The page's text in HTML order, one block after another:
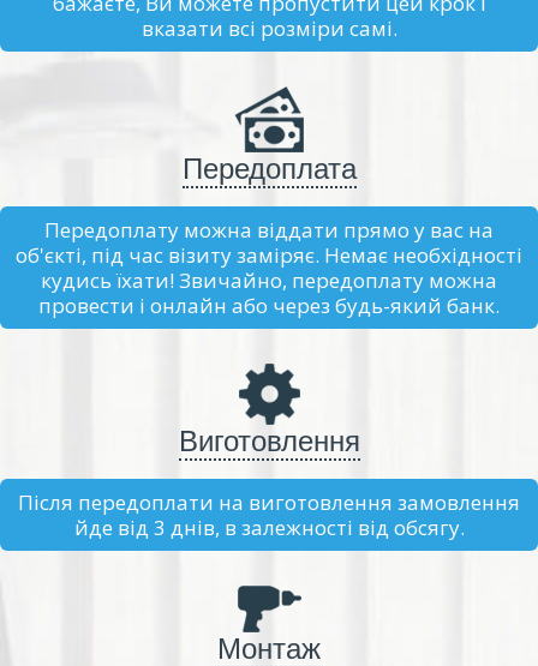
вказати всі розміри самі.
Передоплата
Передоплату можна віддати прямо у вас на
об'єкті, під час візиту заміряє. Немає необхідності
кудись їхати! Звичайно, передоплату можна
провести і онлайн або через будь-який банк.
Виготовлення
Після передоплати на виготовлення замовлення
йде від 3 днів, в залежності від обсягу.
Монтаж